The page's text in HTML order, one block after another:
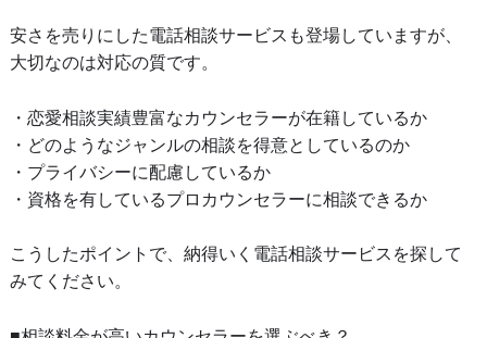
安さを売りにした電話相談サービスも登場していますが、
大切なのは対応の質です。
・恋愛相談実績豊富なカウンセラーが在籍しているか
・どのようなジャンルの相談を得意としているのか
・プライバシーに配慮しているか
・資格を有しているプロカウンセラーに相談できるか
こうしたポイントで、納得いく電話相談サービスを探して
みてください。